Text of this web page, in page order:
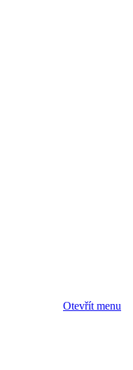
Otevřít menu